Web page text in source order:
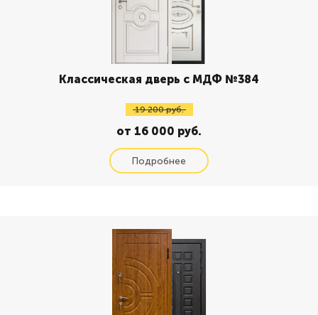
Классическая дверь с МДФ №384
19 200 руб.
от 16 000 руб.